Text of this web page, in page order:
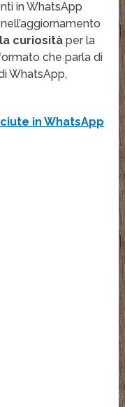
in WhatsApp
curiosità per la
che parla di
WhatsApp,
in WhatsApp